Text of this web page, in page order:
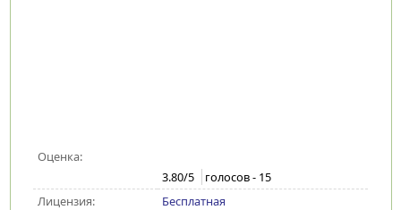
Оценка:
3.80/5 голосов - 15
Лицензия:
Бесплатная